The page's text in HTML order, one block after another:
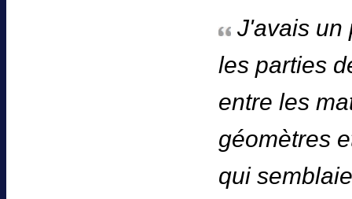
J'avais un
les parties
entre les
géomètres
qui